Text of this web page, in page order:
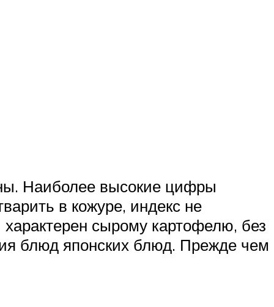
Наиболее высокие цифры
в кожуре, индекс не
сырому картофелю, без
блюд японских блюд. Прежде чем